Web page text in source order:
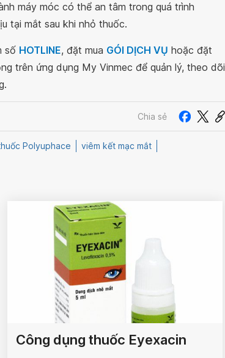
máy móc có thể an tâm trong quá trình
tại mắt sau khi nhỏ thuốc.
số HOTLINE, đặt mua GÓI DỊCH VỤ hoặc đặt
trên ứng dụng My Vinmec để quản lý, theo dõi
Chia sẻ
Polyuphace
viêm kết mạc mắt
Công dụng thuốc Eyexacin